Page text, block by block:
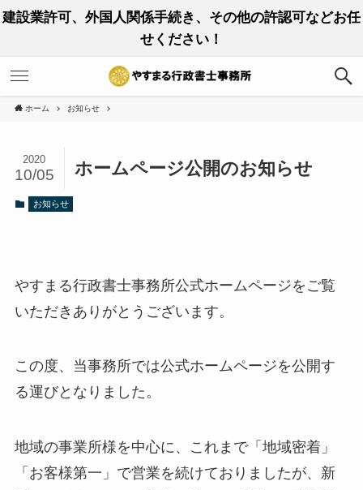
建設業許可、外国人関係手続き、その他の許認可などお任
せください！
ホーム お知らせ
ホームページ公開のお知らせ
2020
10/05
お知らせ
やすまる行政書士事務所公式ホームページをご覧
いただきありがとうございます。
この度、当事務所では公式ホームページを公開す
る運びとなりました。
地域の事業所様を中心に、これまで「地域密着」
「お客様第一」で営業を続けておりましたが、新